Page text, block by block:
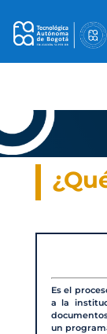
Es el
a la
un